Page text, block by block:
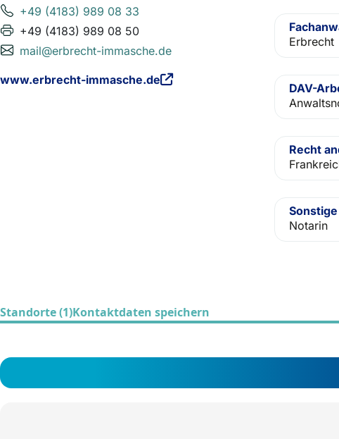
+49 (4183) 989 08 33
+49 (4183) 989 08 50
mail@erbrecht-immasche.de
www.erbrecht-immasche.de
Erbrecht
DAV-
Recht
Notarin
Standorte (1)Kontaktdaten speichern